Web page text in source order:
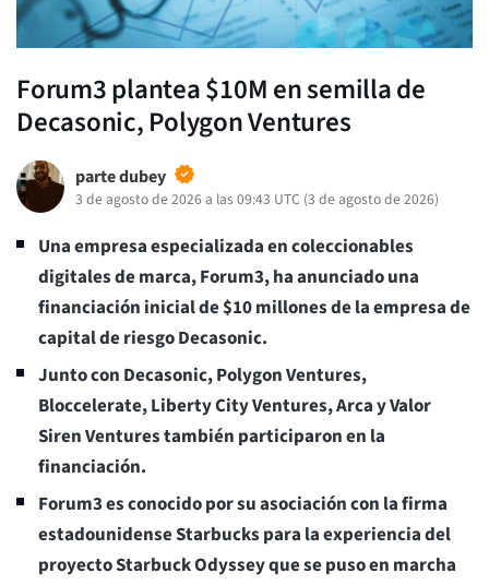
Forum3 plantea $10M en semilla de
Decasonic, Polygon Ventures
parte dubey
3 de agosto de 2026 a las 09:43 UTC (3 de agosto de 2026)
Una empresa especializada en coleccionables
digitales de marca, Forum3, ha anunciado una
financiación inicial de $10 millones de la empresa de
capital de riesgo Decasonic.
Junto con Decasonic, Polygon Ventures,
Bloccelerate, Liberty City Ventures, Arca y Valor
Siren Ventures también participaron en la
financiación.
Forum3 es conocido por su asociación con la firma
estadounidense Starbucks para la experiencia del
proyecto Starbuck Odyssey que se puso en marcha